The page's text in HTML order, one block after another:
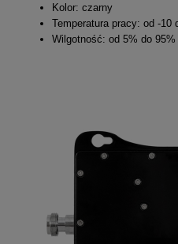
Kolor: czarny
Temperatura pracy: od -10
Wilgotność: od 5% do